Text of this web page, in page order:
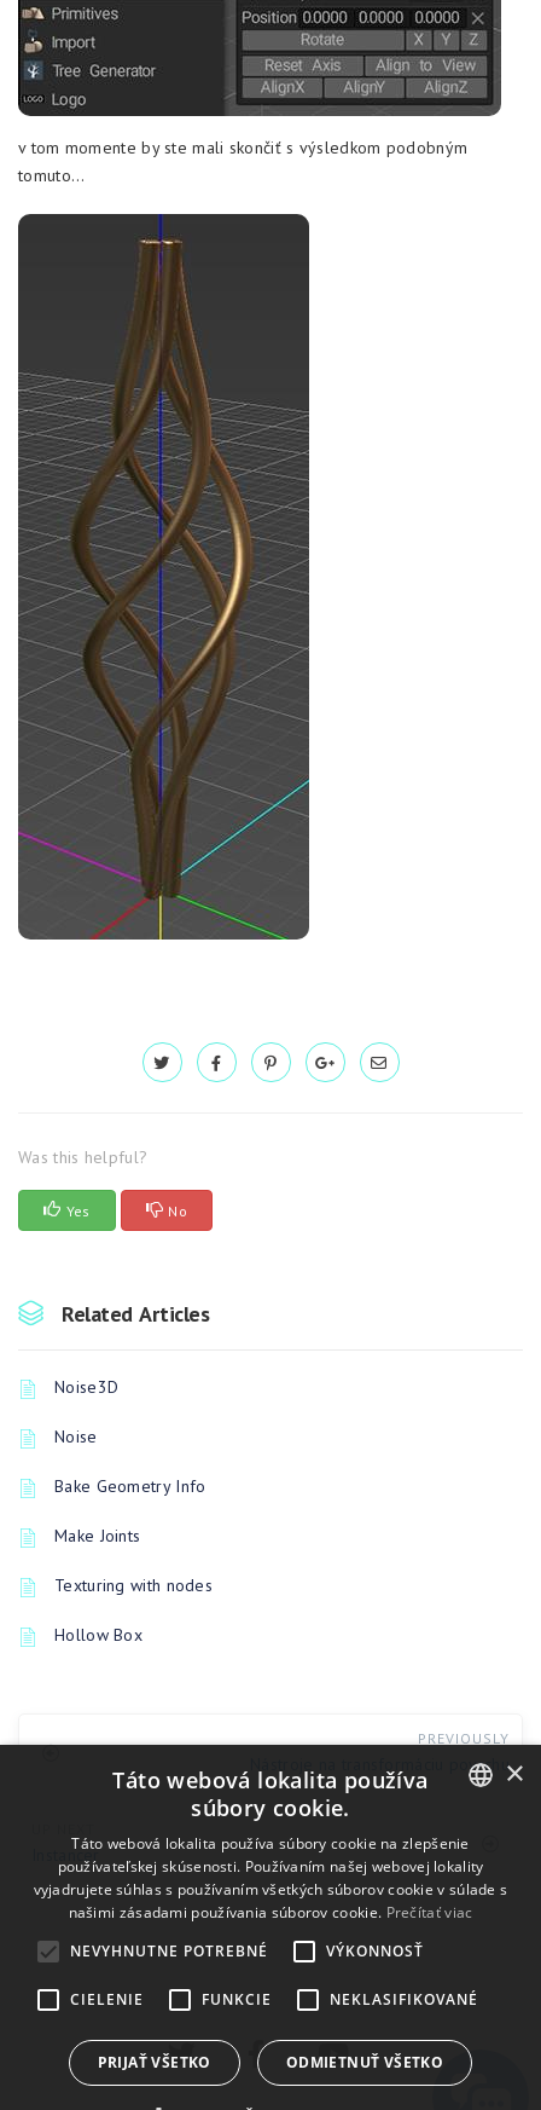
v tom momente by ste mali skončiť s výsledkom podobným
tomuto…
Was this helpful?
Yes No
Related Articles
Noise3D
Noise
Bake Geometry Info
Make Joints
Texturing with nodes
Hollow Box
PREVIOUSLY
Nástroje na transformáciu povrchu
Instancer
ENGLISH
BULGARIAN
CROATIAN
CZECH
DANISH
DUTCH
ESTONIAN
×
Táto webová lokalita používa
súbory cookie.
Táto webová lokalita používa súbory cookie na zlepšenie
používateľskej skúsenosti. Používaním našej webovej lokality
vyjadrujete súhlas s používaním všetkých súborov cookie v súlade s
našimi zásadami používania súborov cookie. Prečítať viac
NEVYHNUTNE POTREBNÉ
VÝKONNOSŤ
CIELENIE FUNKCIE NEKLASIFIKOVANÉ
PRIJAŤ VŠETKO ODMIETNUŤ VŠETKO